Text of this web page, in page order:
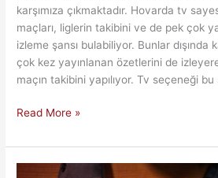
karşımıza çıkmaktadır. Hovarda tv
maçları, liglerin takibini ve de pek çok
izleme şansı bulabiliyor. Bunlar dışında
çok kez yayınlanan özetlerini de
maçın takibini yapılıyor. Tv seçeneği
Hovarda
İzle
Read More »